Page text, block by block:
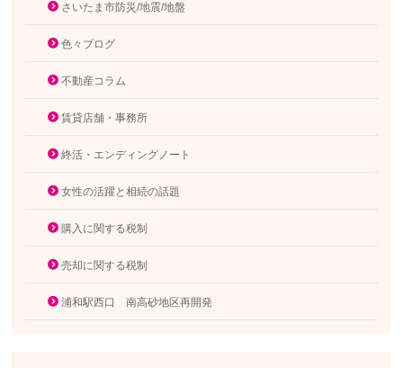
さいたま市防災/地震/地盤
色々ブログ
不動産コラム
賃貸店舗・事務所
終活・エンディングノート
女性の活躍と相続の話題
購入に関する税制
売却に関する税制
浦和駅西口 南高砂地区再開発